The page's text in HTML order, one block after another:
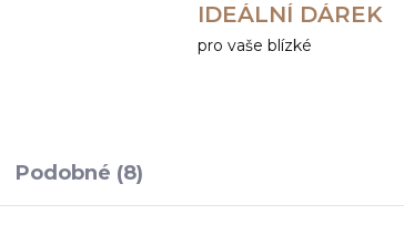
IDEÁLNÍ DÁREK
pro vaše blízké
Podobné (8)